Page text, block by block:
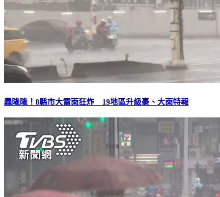
轟隆隆！8縣市大雷雨狂炸 19地區升級豪、大雨特報